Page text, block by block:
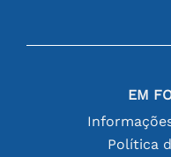
EM
Política